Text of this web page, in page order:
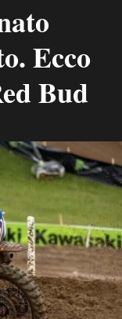
Ecco
Bud